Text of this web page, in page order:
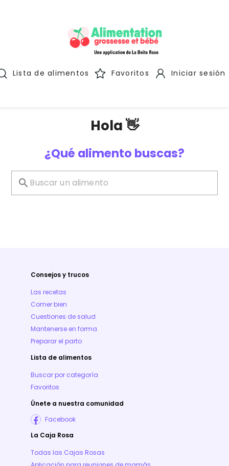
Lista de alimentos Favoritos Iniciar sesión
Hola 👋
¿Qué alimento buscas?
Consejos y trucos
Las recetas
Comer bien
Cuestiones de salud
Mantenerse en forma
Preparar el parto
Lista de alimentos
Buscar por categoría
Favoritos
Únete a nuestra comunidad
Facebook
La Caja Rosa
Todas las Cajas Rosas